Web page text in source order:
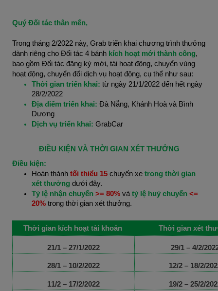
Quý Đối tác thân mến,
Trong tháng 2/2022 này, Grab triển khai chương trình thưởng
dành riêng cho Đối tác 4 bánh kích hoạt mới thành công,
bao gồm Đối tác đăng ký mới, tái hoạt động, chuyển vùng
hoạt động, chuyển đổi dịch vụ hoạt động, cụ thể như sau:
Thời gian triển khai: từ ngày 21/1/2022 đến hết ngày
28/2/2022
Địa điểm triển khai: Đà Nẵng, Khánh Hoà và Bình
Dương
Dịch vụ triển khai: GrabCar
ĐIỀU KIỆN VÀ THỜI GIAN XÉT THƯỞNG
Điều kiện:
Hoàn thành tối thiểu 15 chuyến xe trong thời gian
xét thưởng dưới đây.
Tỷ lệ nhận chuyến >= 80% và tỷ lệ huỷ chuyến <=
20% trong thời gian xét thưởng.
Thời gian kích hoạt tài khoản Thời gian xét
21/1 – 27/1/2022 29/1 – 4/2/
28/1 – 10/2/2022 12/2 – 18/2/
11/2 – 17/2/2022 19/2 – 25/2/